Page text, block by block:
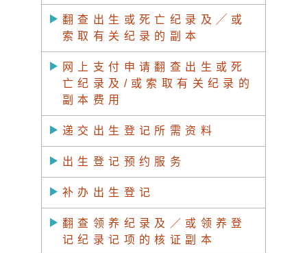
翻查出生或死亡纪录及╱或
索取有关纪录的副本
网上支付申请翻查出生或死
亡纪录及/或索取有关纪录的
副本费用
递交出生登记所需资料
出生登记预约服务
补办出生登记
翻查领养纪录及／或领养登
记纪录记项的核证副本